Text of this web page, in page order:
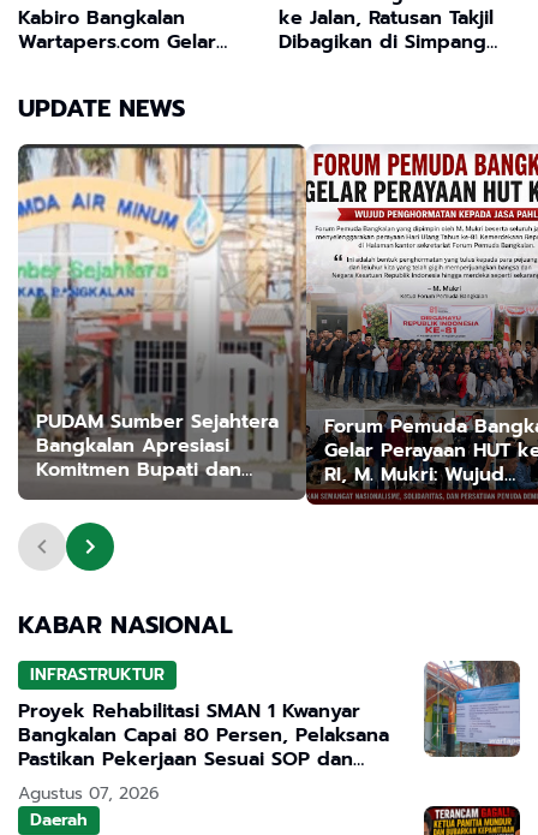
Kabiro Bangkalan
Wartapers.com Gelar
Sosial
ke Jalan, Ratusan Takjil
Dibagikan di Simpang
UPDATE NEWS
PUDAM Sumber Sejahtera
Bangkalan Apresiasi
Komitmen Bupati dan
Ketua TP PKK Dukung
Program Prioritas Nasional
Forum Pemuda
Gelar Perayaan HUT
RI, M. Mukri: Wujud
Penghormatan
KABAR NASIONAL
INFRASTRUKTUR
Proyek Rehabilitasi SMAN 1 Kwanyar
Bangkalan Capai 80 Persen, Pelaksana
Pastikan Pekerjaan Sesuai SOP dan
Transparan
Agustus 07, 2026
Daerah